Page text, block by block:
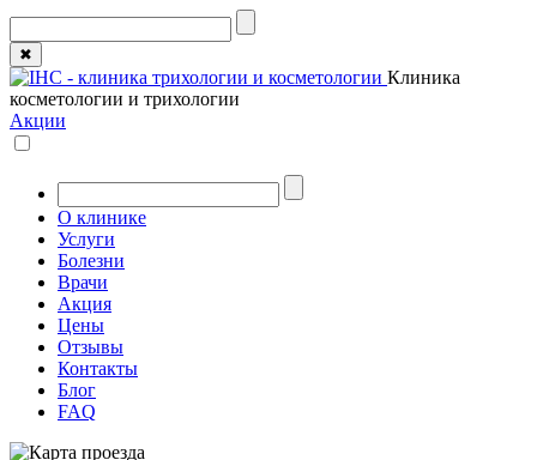
✖
Клиника
косметологии и трихологии
Акции
О клинике
Услуги
Болезни
Врачи
Акция
Цены
Отзывы
Контакты
Блог
FAQ